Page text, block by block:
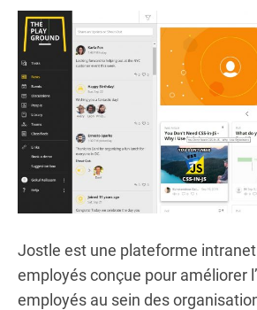
Jostle est une plateforme
employés conçue pour améliorer
employés au sein des